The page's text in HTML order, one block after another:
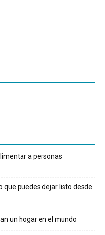
a personas
que puedes dejar listo desde
un hogar en el mundo